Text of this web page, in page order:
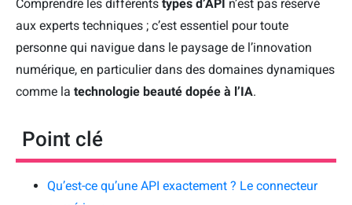
Comprendre les différents types d’API n’est pas réservé
aux experts techniques ; c’est essentiel pour toute
personne qui navigue dans le paysage de l’innovation
numérique, en particulier dans des domaines dynamiques
comme la technologie beauté dopée à l’IA.
Point clé
Qu’est-ce qu’une API exactement ? Le connecteur